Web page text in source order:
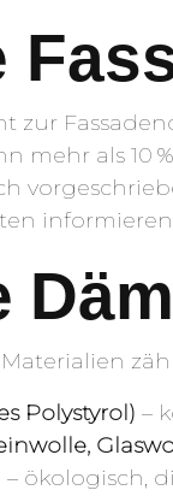
zur
mehr als 10
Polystyrol) –
– ökologisch,